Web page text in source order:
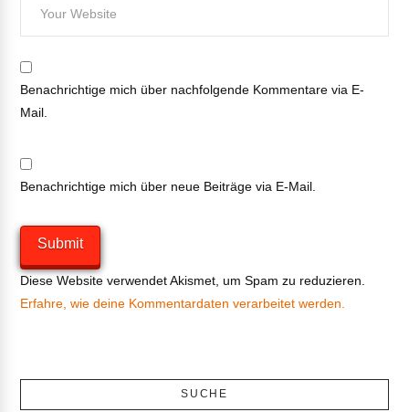
Benachrichtige mich über nachfolgende Kommentare via E-
Mail.
Benachrichtige mich über neue Beiträge via E-Mail.
Diese Website verwendet Akismet, um Spam zu reduzieren.
Erfahre, wie deine Kommentardaten verarbeitet werden.
SUCHE